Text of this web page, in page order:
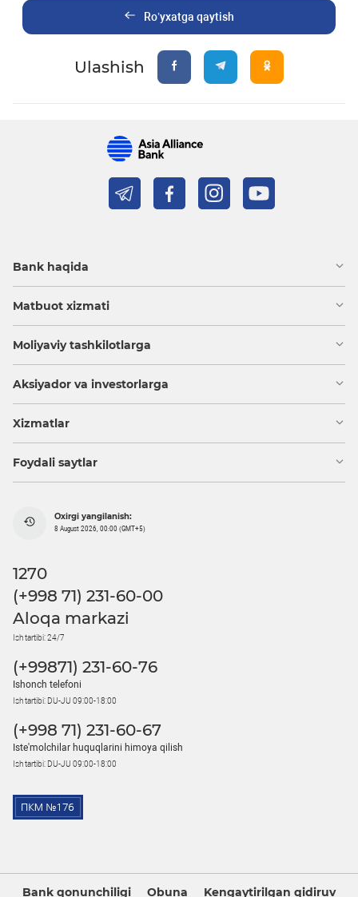
Ro’yxatga qaytish
Ulashish
Bank haqida
Matbuot xizmati
Moliyaviy tashkilotlarga
Aksiyador va investorlarga
Xizmatlar
Foydali saytlar
Oxirgi yangilanish:
8 August 2026, 00:00 (GMT+5)
1270
(+998 71) 231-60-00
Aloqa markazi
Ish tartibi: 24/7
(+99871) 231-60-76
Ishonch telefoni
Ish tartibi: DU-JU 09:00-18:00
(+998 71) 231-60-67
Iste'molchilar huquqlarini himoya qilish
Ish tartibi: DU-JU 09:00-18:00
Bank qonunchiligi Obuna Kengaytirilgan qidiruv